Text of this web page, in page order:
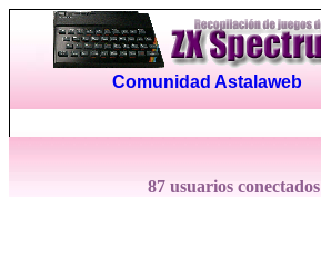
Comunidad Astalaweb
87 usuarios conectados